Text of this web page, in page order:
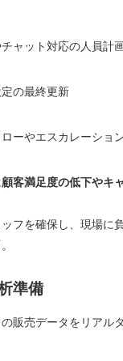
ャット対応の人員計
の最終更新
ーやエスカレーショ
顧客満足度の低下やキ
フを確保し、現場に
準備
販売データをリアル